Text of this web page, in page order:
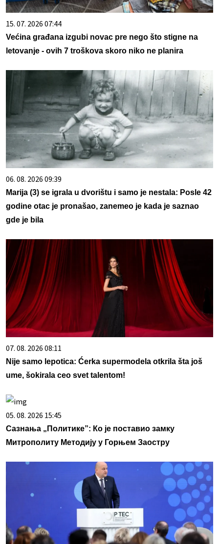
15. 07. 2026 07:44
Većina građana izgubi novac pre nego što stigne na
letovanje - ovih 7 troškova skoro niko ne planira
06. 08. 2026 09:39
Marija (3) se igrala u dvorištu i samo je nestala: Posle 42
godine otac je pronašao, zanemeo je kada je saznao
gde je bila
07. 08. 2026 08:11
Nije samo lepotica: Ćerka supermodela otkrila šta još
ume, šokirala ceo svet talentom!
05. 08. 2026 15:45
Сазнања „Политике”: Ко је поставио замку
Митрополиту Методију у Горњем Заостру